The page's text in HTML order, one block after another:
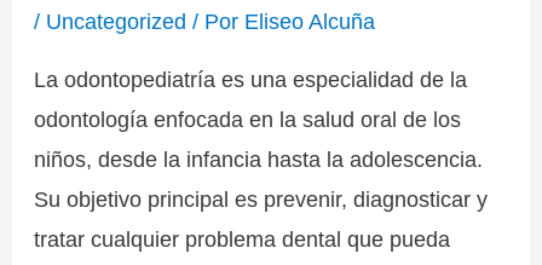
/ Uncategorized / Por Eliseo Alcuña
La odontopediatría es una especialidad de la
odontología enfocada en la salud oral de los
niños, desde la infancia hasta la adolescencia.
Su objetivo principal es prevenir, diagnosticar y
tratar cualquier problema dental que pueda